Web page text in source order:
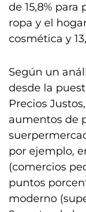
de 15,8%
ropa y el
cosmética y
Según un
desde la
Precios
aumentos de
por ejemplo,
(comercios
puntos
moderno